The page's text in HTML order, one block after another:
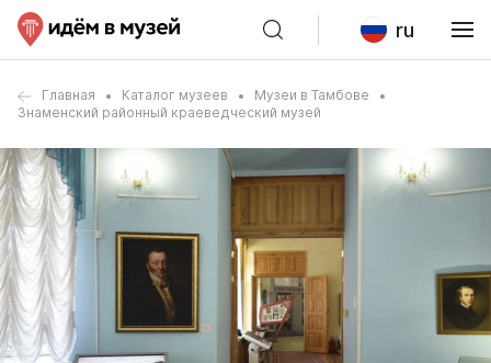
ru
Главная Каталог музеев
Музеи в Тамбове
Знаменский районный краеведческий музей